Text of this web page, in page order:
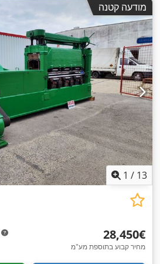
מודעה קטנה
1 / 13
‏28,450 ‏€
מחיר קבוע בתוספת מע"מ